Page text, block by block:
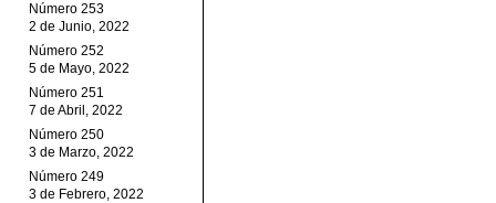
Número 253
2 de Junio, 2022
Número 252
5 de Mayo, 2022
Número 251
7 de Abril, 2022
Número 250
3 de Marzo, 2022
Número 249
3 de Febrero, 2022